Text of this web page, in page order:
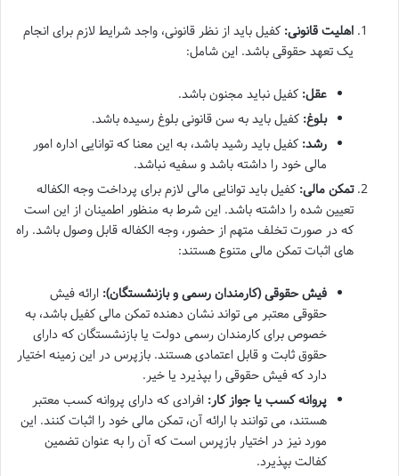
اهلیت قانونی: کفیل باید از نظر قانونی، واجد شرایط لازم برای انجام
یک تعهد حقوقی باشد. این شامل:
عقل: کفیل نباید مجنون باشد.
بلوغ: کفیل باید به سن قانونی بلوغ رسیده باشد.
رشد: کفیل باید رشید باشد، به این معنا که توانایی اداره امور
مالی خود را داشته باشد و سفیه نباشد.
تمکن مالی: کفیل باید توانایی مالی لازم برای پرداخت وجه الکفاله
تعیین شده را داشته باشد. این شرط به منظور اطمینان از این است
که در صورت تخلف متهم از حضور، وجه الکفاله قابل وصول باشد. راه
های اثبات تمکن مالی متنوع هستند:
فیش حقوقی (کارمندان رسمی و بازنشستگان): ارائه فیش
حقوقی معتبر می تواند نشان دهنده تمکن مالی کفیل باشد، به
خصوص برای کارمندان رسمی دولت یا بازنشستگان که دارای
حقوق ثابت و قابل اعتمادی هستند. بازپرس در این زمینه اختیار
دارد که فیش حقوقی را بپذیرد یا خیر.
پروانه کسب یا جواز کار: افرادی که دارای پروانه کسب معتبر
هستند، می توانند با ارائه آن، تمکن مالی خود را اثبات کنند. این
مورد نیز در اختیار بازپرس است که آن را به عنوان تضمین
کفالت بپذیرد.